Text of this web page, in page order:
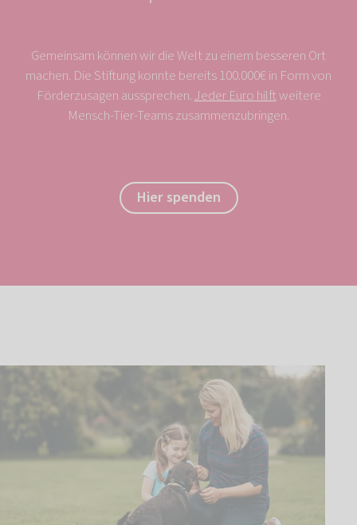
Gemeinsam können wir die Welt zu einem besseren Ort
machen. Die Stiftung konnte bereits 100.000€ in Form von
Förderzusagen aussprechen.Jeder Euro hilftweitere
Mensch-Tier-Teams zusammenzubringen.
Hier spenden